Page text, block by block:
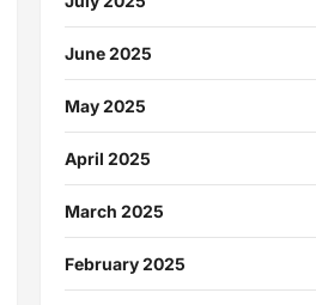
June 2025
May 2025
April 2025
March 2025
February 2025